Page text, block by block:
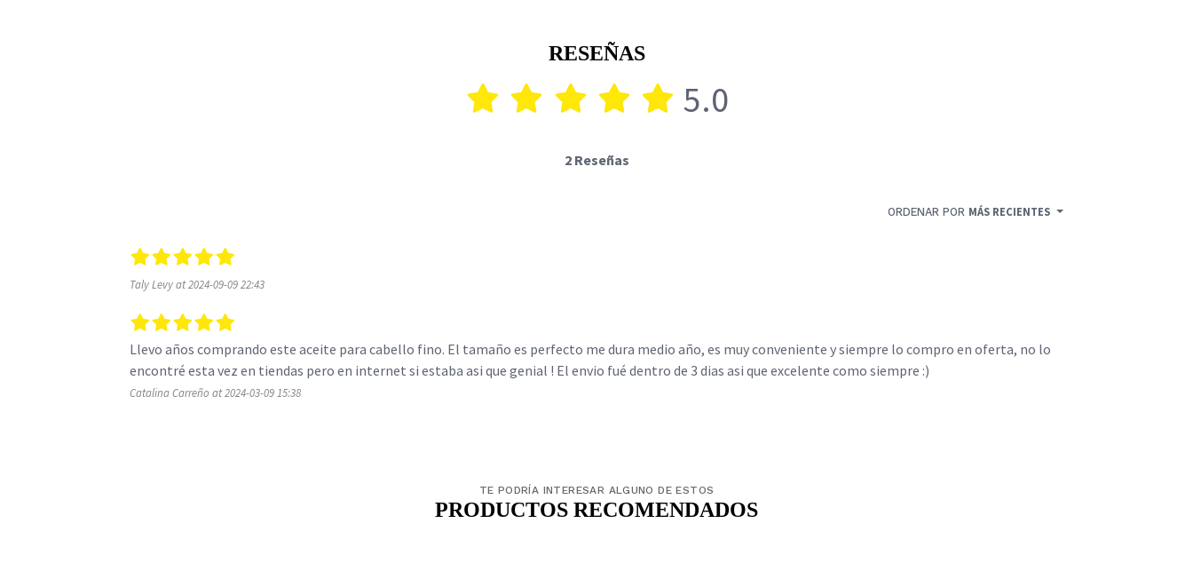
RESEÑAS
5.0
2 Reseñas
ORDENAR POR MÁS RECIENTES
Taly Levy at 2024-09-09 22:43
Llevo años comprando este aceite para cabello fino. El tamaño es perfecto me dura medio año, es muy conveniente y siempre lo compro en oferta, no lo
encontré esta vez en tiendas pero en internet si estaba asi que genial ! El envio fué dentro de 3 dias asi que excelente como siempre :)
Catalina Carreño at 2024-03-09 15:38
TE PODRÍA INTERESAR ALGUNO DE ESTOS
PRODUCTOS RECOMENDADOS